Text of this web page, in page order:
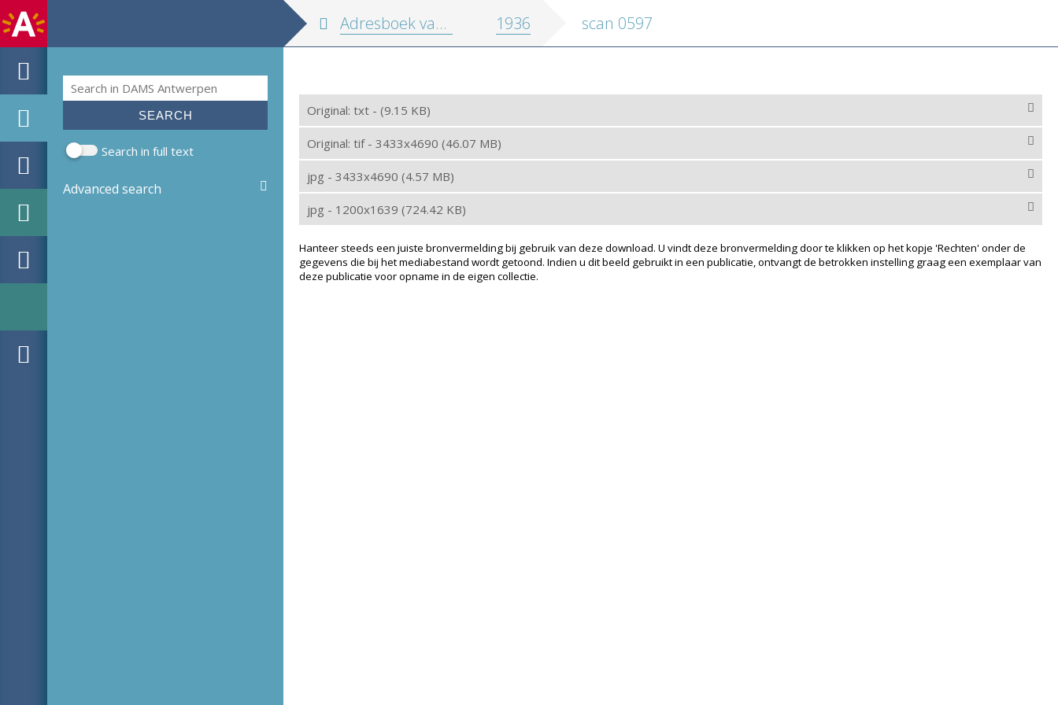
Search form
Search
Search in full text
Advanced search
Adresboek van de stad en de provincie Antwerpen 1936 scan 0597
Original: txt - (9.15 KB)
Original: tif - 3433x4690 (46.07 MB)
jpg - 3433x4690 (4.57 MB)
jpg - 1200x1639 (724.42 KB)
Hanteer steeds een juiste bronvermelding bij gebruik van deze download. U vindt deze bronvermelding door te klikken op het kopje 'Rechten' onder de
gegevens die bij het mediabestand wordt getoond. Indien u dit beeld gebruikt in een publicatie, ontvangt de betrokken instelling graag een exemplaar van
deze publicatie voor opname in de eigen collectie.